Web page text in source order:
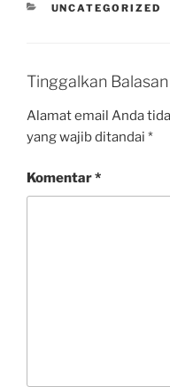
UNCATEGORIZED
Tinggalkan Balasan
Alamat email Anda
yang wajib ditandai *
Komentar*